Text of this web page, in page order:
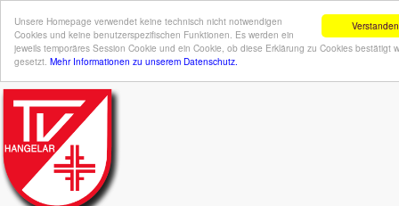
Verstanden
Unsere Homepage verwendet keine technisch nicht notwendigen
Cookies und keine benutzerspezifischen Funktionen. Es werden ein
jeweils temporäres Session Cookie und ein Cookie, ob diese Erklärung zu Cookies bestätigt
gesetzt. Mehr Informationen zu unserem Datenschutz.